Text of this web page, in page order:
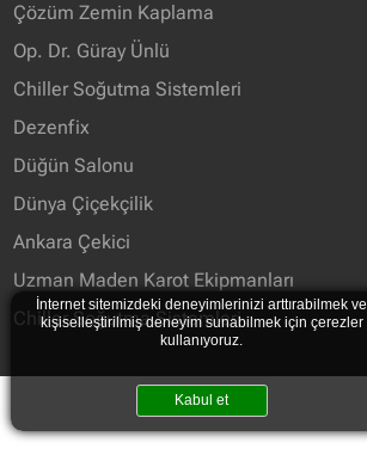
Çözüm Zemin Kaplama
Op. Dr. Güray Ünlü
Chiller Soğutma Sistemleri
Dezenfix
Düğün Salonu
Dünya Çiçekçilik
Ankara Çekici
Uzman Maden Karot Ekipmanları
Chiller Soğutma Sistemleri
İnternet sitemizdeki deneyimlerinizi arttırabilmek ve
kişiselleştirilmiş deneyim sunabilmek için çerezler
kullanıyoruz.
Kabul et